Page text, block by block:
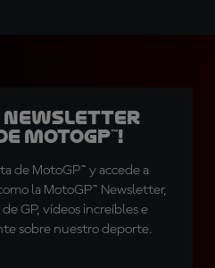
Newsletter
MotoGP™!
de MotoGP™ y accede a
la MotoGP™ Newsletter,
GP, vídeos increíbles e
sobre nuestro deporte.